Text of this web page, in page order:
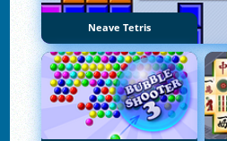
Neave Tetris